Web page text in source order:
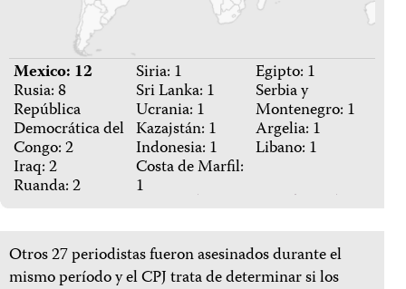
Mexico: 12
Rusia: 8
República
Democrática del
Congo: 2
Iraq: 2
Ruanda: 2
Siria: 1
Sri Lanka: 1
Ucrania: 1
Kazajstán: 1
Indonesia: 1
Costa de Marfil:
1
Egipto: 1
Serbia y
Montenegro: 1
Argelia: 1
Libano: 1
Otros27periodistas fueron asesinados durante el
mismo período y el CPJ trata de determinar si los